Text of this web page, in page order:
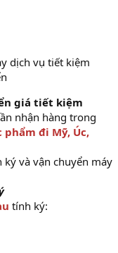
dịch vụ tiết kiệm
giá tiết kiệm
nhận hàng trong
đi Mỹ, Úc,
và vận chuyển máy
tính ký: